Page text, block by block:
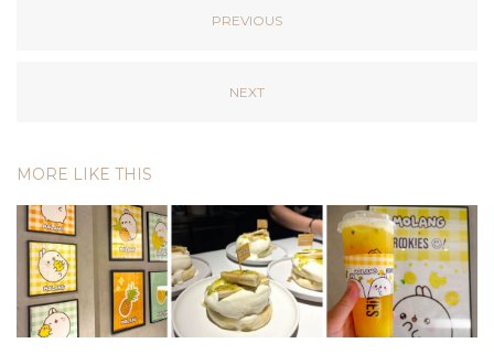
PREVIOUS
NEXT
MORE LIKE THIS